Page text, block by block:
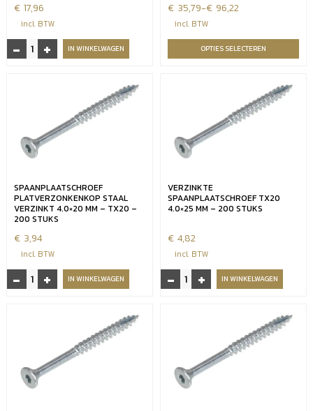
€ 17,96
incl. BTW
-
Spaanplaatschroef
platverzonkenkop
TX20
stuks
aantal
+ IN WINKELWAGEN
€ 35,79-€ 96,22
Prijsklasse:
€35,79
tot
incl. BTW
OPTIES SELECTEREN
SPAANPLAATSCHROEF
PLATVERZONKENKOP STAAL
VERZINKT 4.0×20 MM – TX20 –
200 STUKS
€ 3,94
incl. BTW
-
Spaanplaatschroef
platverzonkenkop
TX20
+ IN WINKELWAGEN
VERZINKTE
SPAANPLAATSCHROEF TX20
4.0×25 MM – 200 STUKS
€ 4,82
incl. BTW
-
Verzinkte
spaanplaatschroef
200
stuks
+ IN WINKELWAGEN